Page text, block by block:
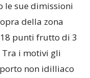
le sue dimissioni
della zona
punti frutto di 3
Tra i motivi gli
non idilliaco